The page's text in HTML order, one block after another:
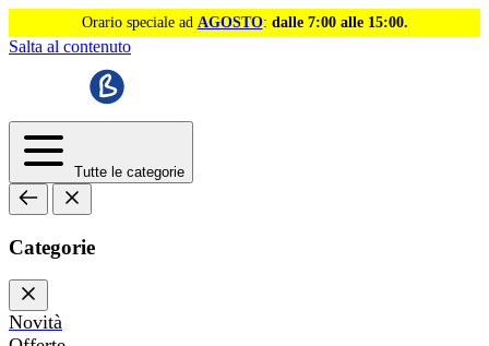
Orario speciale ad AGOSTO: dalle 7:00 alle 15:00.
Salta al contenuto
Tutte le categorie
Categorie
Novità